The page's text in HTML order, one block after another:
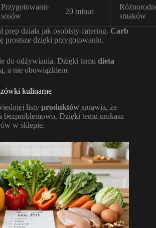
Przygotowanie
sosów
20 minut
smaków
prep działa jak osobisty catering. Carb
prostsze dzięki przygotowaniu.
do odżywiania. Dzięki temu dieta
a nie obowiązkiem.
kulinarne
listy produktów sprawia, że
bezproblemowo. Dzięki temu unikasz
w sklepie.